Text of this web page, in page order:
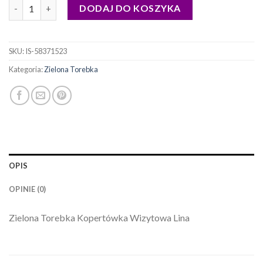
ilość zielona torebkaDODAJ DO KOSZYKA
SKU:IS-58371523
Kategoria:Zielona Torebka
OPIS
OPINIE (0)
Zielona Torebka Kopertówka Wizytowa Lina